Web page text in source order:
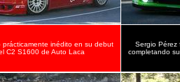
prácticamente inédito en su debut
C2 S1600 de Auto Laca
Sergio Pérez
completando